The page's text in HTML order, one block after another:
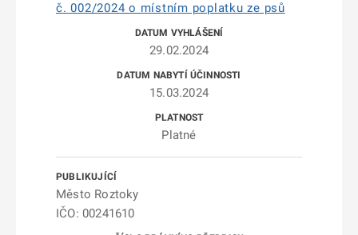
č. 002/2024 o místním poplatku ze psů
29.02.2024
15.03.2024
Platné
Město Roztoky
IČO: 00241610